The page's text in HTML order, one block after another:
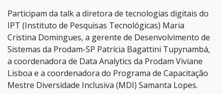
Participam da talk a diretora de tecnologias digitais do
IPT (Instituto de Pesquisas Tecnológicas) Maria
Cristina Domingues, a gerente de Desenvolvimento de
Sistemas da Prodam-SP Patrícia Bagattini Tupynambá,
a coordenadora de Data Analytics da Prodam Viviane
Lisboa e a coordenadora do Programa de Capacitação
Mestre Diversidade Inclusiva (MDI) Samanta Lopes.